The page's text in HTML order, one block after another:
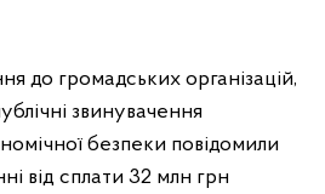
до громадських організацій,
звинувачення
безпеки повідомили
від сплати 32 млн грн